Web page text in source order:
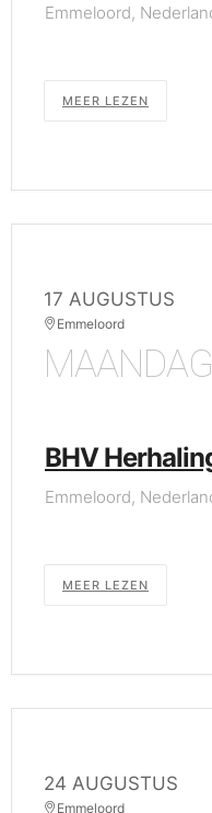
Emmeloord,
MEER LEZEN
17 AUGUSTUS
Emmeloord
MAANDAG
BHV
Emmeloord,
MEER LEZEN
24 AUGUSTUS
Emmeloord